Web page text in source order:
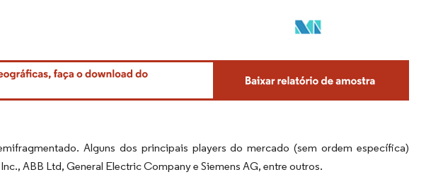
CC BY 4.0.
Alguns dos principais players do mercado (sem ordem específica)
ABB Ltd, General Electric Company e Siemens AG, entre outros.